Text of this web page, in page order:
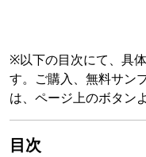
※以下の目次にて、具
す。ご購入、無料サン
は、ページ上のボタン
目次